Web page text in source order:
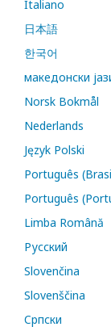
Italiano
日本語
한국어
македонски
Norsk Bokmål
Nederlands
Język Polski
Português
Português
Limba Română
Русский
Slovenčina
Slovenščina
Cрпски